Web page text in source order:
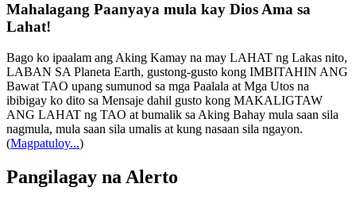
Mahalagang Paanyaya mula kay Dios Ama sa
Lahat!
Bago ko ipaalam ang Aking Kamay na may LAHAT ng Lakas nito,
LABAN SA Planeta Earth, gustong-gusto kong IMBITAHIN ANG
Bawat TAO upang sumunod sa mga Paalala at Mga Utos na
ibibigay ko dito sa Mensaje dahil gusto kong MAKALIGTAW
ANG LAHAT ng TAO at bumalik sa Aking Bahay mula saan sila
nagmula, mula saan sila umalis at kung nasaan sila ngayon.
(Magpatuloy...)
Pangilagay na Alerto